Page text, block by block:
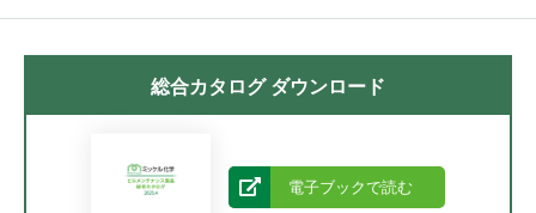
総合カタログ ダウンロード
電子ブックで読む